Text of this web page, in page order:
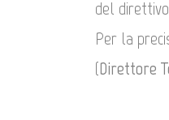
del
Per la
(Direttore